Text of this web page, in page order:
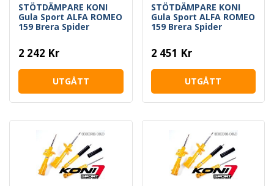
STÖTDÄMPARE KONI
Gula Sport ALFA ROMEO
159 Brera Spider
2 242 Kr
UTGÅTT
STÖTDÄMPARE KONI
Gula Sport ALFA ROMEO
159 Brera Spider
2 451 Kr
UTGÅTT